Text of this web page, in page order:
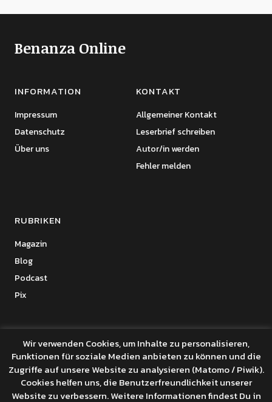
Benanza Online
INFORMATION
Impressum
Datenschutz
Über uns
KONTAKT
Allgemeiner Kontakt
Leserbrief schreiben
Autor/in werden
Fehler melden
RUBRIKEN
Magazin
Blog
Podcast
Pix
Copyright © 2026 Benanza Online
Datenschutz
Powered by WordPress
Theme: Uku vonElmastudio
Wir verwenden Cookies, um Inhalte zu personalisieren,
Funktionen für soziale Medien anbieten zu können und die
Zugriffe auf unsere Website zu analysieren (Matomo / Piwik).
Cookies helfen uns, die Benutzerfreundlichkeit unserer
Website zu verbessern. Weitere Informationen findest Du in